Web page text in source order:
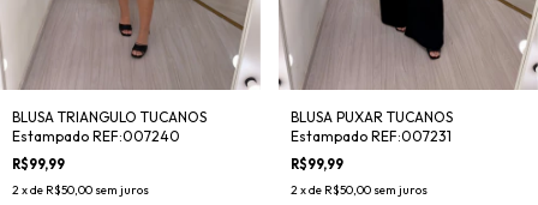
BLUSA TRIANGULO TUCANOS
Estampado REF:007240
R$99,99
2x de R$50,00 sem juros
BLUSA PUXAR TUCANOS
Estampado REF:007231
R$99,99
2x de R$50,00 sem juros